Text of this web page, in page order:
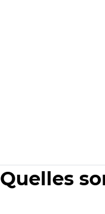
Quelles